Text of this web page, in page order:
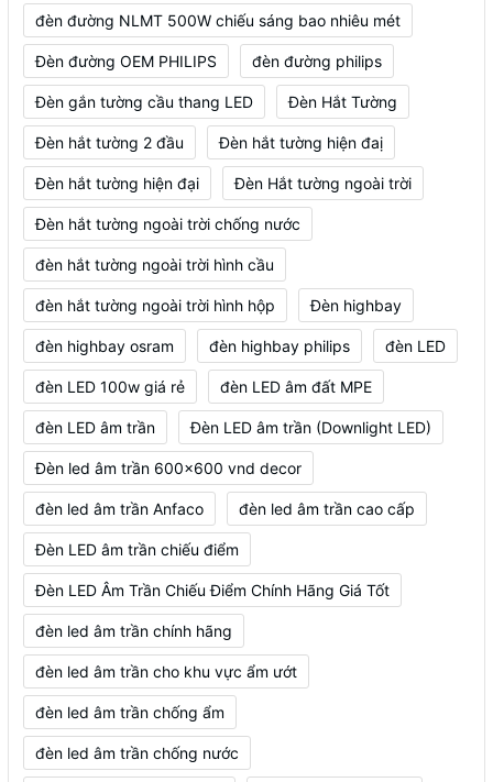
đèn đường NLMT 500W chiếu sáng bao nhiêu mét
Đèn đường OEM PHILIPS đèn đường philips
Đèn gắn tường cầu thang LED Đèn Hắt Tường
Đèn hắt tường 2 đầu Đèn hắt tường hiện đaị
Đèn hắt tường hiện đại Đèn Hắt tường ngoài trời
Đèn hắt tường ngoài trời chống nước
đèn hắt tường ngoài trời hình cầu
đèn hắt tường ngoài trời hình hộp Đèn highbay
đèn highbay osram đèn highbay philips đèn LED
đèn LED 100w giá rẻ đèn LED âm đất MPE
đèn LED âm trần Đèn LED âm trần (Downlight LED)
Đèn led âm trần 600x600 vnd decor
đèn led âm trần Anfaco đèn led âm trần cao cấp
Đèn LED âm trần chiếu điểm
Đèn LED Âm Trần Chiếu Điểm Chính Hãng Giá Tốt
đèn led âm trần chính hãng
đèn led âm trần cho khu vực ẩm ướt
đèn led âm trần chống ẩm
đèn led âm trần chống nước